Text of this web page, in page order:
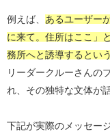
例えば、 あるユーザー
に来て。住所はここ」
務所へと誘導するとい
リーダークルーさんの
れ、その独特な文体が
下記が実際のメッセー